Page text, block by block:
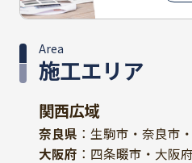
施工エリア
Area
関西広域
奈良県 ：生駒市・奈良市
大阪府 ：四条畷市・大阪